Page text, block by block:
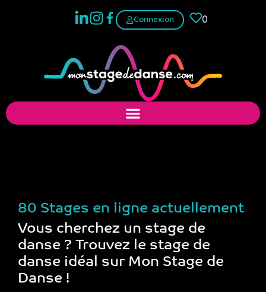
Connexion 0
80 Stages en ligne actuellement
Vous cherchez un stage de
danse ? Trouvez le stage de
danse idéal sur Mon Stage de
Danse !